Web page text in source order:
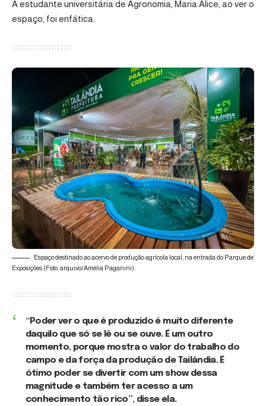
A estudante universitária de Agronomia, Maria Alice, ao ver o
espaço, foi enfática.
Espaço destinado ao acervo de produção agrícola local, na entrada do Parque de
Exposições (Foto: arquivo/Amélia Paganini).
“Poder ver o que é produzido é muito diferente
daquilo que só se lê ou se ouve. É um outro
momento, porque mostra o valor do trabalho do
campo e da força da produção de Tailândia. É
ótimo poder se divertir com um show dessa
magnitude e também ter acesso a um
conhecimento tão rico”, disse ela.